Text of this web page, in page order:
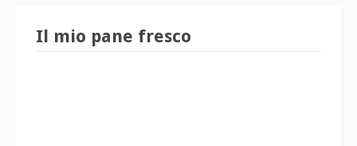
Il mio pane fresco